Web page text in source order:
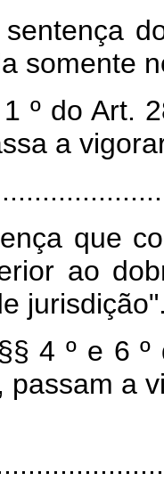
sentença
somente
º do Art.
a
que
ao
4 º e 6
, passam a